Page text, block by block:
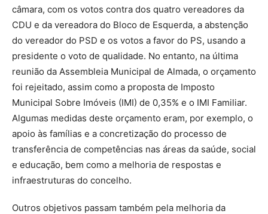
câmara, com os votos contra dos quatro vereadores da
CDU e da vereadora do Bloco de Esquerda, a abstenção
do vereador do PSD e os votos a favor do PS, usando a
presidente o voto de qualidade. No entanto, na última
reunião da Assembleia Municipal de Almada, o orçamento
foi rejeitado, assim como a proposta de Imposto
Municipal Sobre Imóveis (IMI) de 0,35% e o IMI Familiar.
Algumas medidas deste orçamento eram, por exemplo, o
apoio às famílias e a concretização do processo de
transferência de competências nas áreas da saúde, social
e educação, bem como a melhoria de respostas e
infraestruturas do concelho.
Outros objetivos passam também pela melhoria da